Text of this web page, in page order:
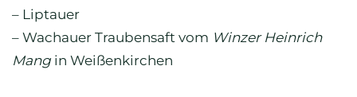
– Liptauer
– Wachauer Traubensaft vom Winzer Heinrich
Mang in Weißenkirchen